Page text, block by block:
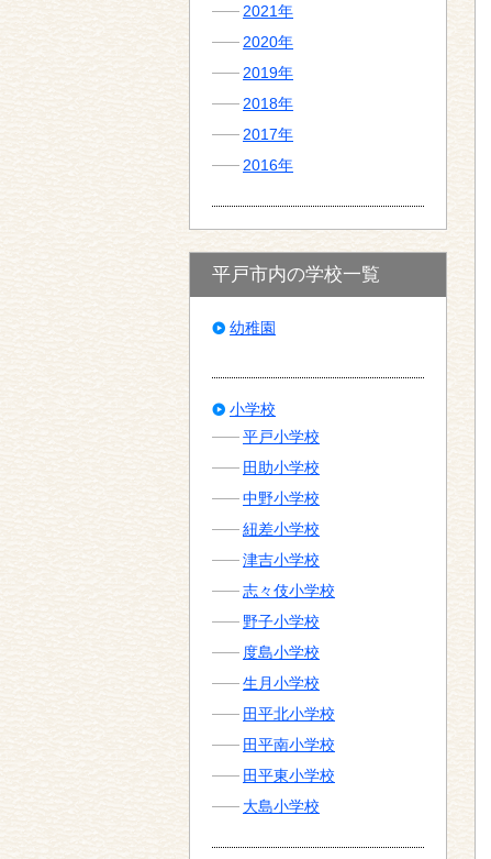
2021年
2020年
2019年
2018年
2017年
2016年
平戸市内の学校一覧
幼稚園
小学校
平戸小学校
田助小学校
中野小学校
紐差小学校
津吉小学校
志々伎小学校
野子小学校
度島小学校
生月小学校
田平北小学校
田平南小学校
田平東小学校
大島小学校